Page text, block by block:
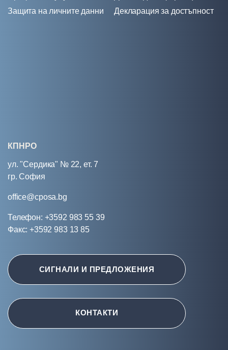
Защита на личните данни
Декларация за достъпност
КПНРО
ул. "Сердика" № 22, ет. 7
гр. София
office@cposa.bg
Телефон: +3592 983 55 39
Факс: +3592 983 13 85
СИГНАЛИ И ПРЕДЛОЖЕНИЯ
КОНТАКТИ